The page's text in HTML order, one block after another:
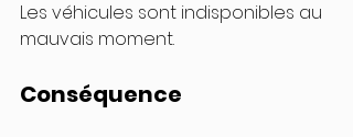
Les véhicules sont indisponibles au
mauvais moment.
Conséquence